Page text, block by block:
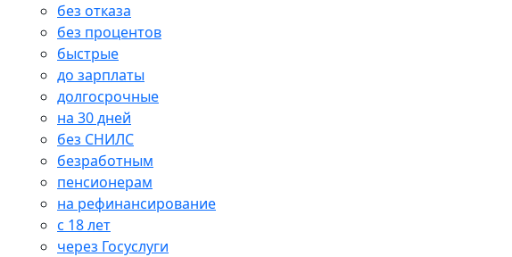
без отказа
без процентов
быстрые
до зарплаты
долгосрочные
на 30 дней
без СНИЛС
безработным
пенсионерам
на рефинансирование
с 18 лет
через Госуслуги